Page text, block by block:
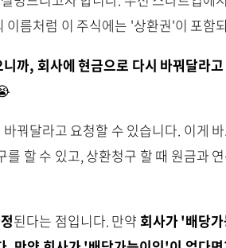
름처럼 이 주식에는 '상환권'이 포함
까, 회사에 현금으로 다시 바꿔달라
꿔달라고 요청할 수 있습니다. 이게
할 수 있고, 상환청구 할 때 원금과
된다는 점입니다. 만약 회사가 '배당